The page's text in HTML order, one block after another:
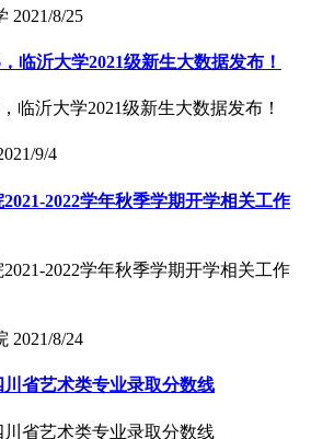
2021/8/25
临沂大学2021级新生大数据发布！
临沂大学2021级新生大数据发布！
9/4
2022学年秋季学期开学相关工作
2022学年秋季学期开学相关工作
2021/8/24
川省艺术类专业录取分数线
川省艺术类专业录取分数线